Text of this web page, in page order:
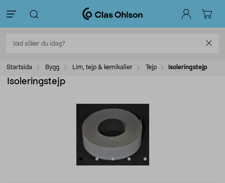
Startsida Bygg Lim, tejp & kemikalier Tejp Isoleringstejp
Isoleringstejp